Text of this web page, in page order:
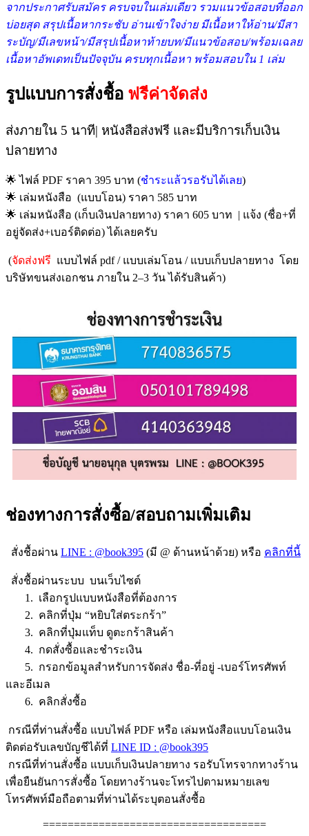
จากประกาศรับสมัคร ครบจบในเล่มเดียว รวมแนวข้อสอบที่ออก
บ่อยสุด สรุปเนื้อหากระชับ อ่านเข้าใจง่าย มีเนื้อหาให้อ่าน/มีสา
ระบัญ/มีเลขหน้า/มีสรุปเนื้อหาท้ายบท/มีแนวข้อสอบ/พร้อมเฉลย
เนื้อหาอัพเดทเป็นปัจจุบัน ครบทุกเนื้อหา พร้อมสอบใน 1 เล่ม
รูปแบบการสั่งชื้อ ฟรีค่าจัดส่ง
ส่งภายใน 5 นาที| หนังสือส่งฟรี และมีบริการเก็บเงิน
ปลายทาง
🌟 ไฟล์ PDF ราคา 395 บาท (ชำระแล้วรอรับได้เลย)
🌟 เล่มหนังสือ (แบบโอน) ราคา 585 บาท
🌟 เล่มหนังสือ (เก็บเงินปลายทาง) ราคา 605 บาท | แจ้ง (ชื่อ+ที่
อยู่จัดส่ง+เบอร์ติดต่อ) ได้เลยครับ
(จัดส่งฟรี แบบไฟล์ pdf / แบบเล่มโอน / แบบเก็บปลายทาง โดย
บริษัทขนส่งเอกชน ภายใน 2–3 วัน ได้รับสินค้า)
ช่องทางการสั่งซื้อ/สอบถามเพิ่มเติม
สั่งชื้อผ่าน LINE : @book395 (มี @ ด้านหน้าด้วย) หรือ คลิกที่นี้
สั่งชื้อผ่านระบบ บนเว็บไซต์
1. เลือกรูปแบบหนังสือที่ต้องการ
2. คลิกที่ปุ่ม “หยิบใส่ตระกร้า”
3. คลิกที่ปุ่มแท็บ ดูตะกร้าสินค้า
4. กดสั่งซื้อและชำระเงิน
5. กรอกข้อมูลสำหรับการจัดส่ง ชื่อ-ที่อยู่ -เบอร์โทรศัพท์
และอีเมล
6. คลิกสั่งซื้อ
กรณีที่ท่านสั่งซื้อ แบบไฟล์ PDF หรือ เล่มหนังสือแบบโอนเงิน
ติดต่อรับเลขบัญชีได้ที่ LINE ID : @book395
กรณีที่ท่านสั่งซื้อ แบบเก็บเงินปลายทาง รอรับโทรจากทางร้าน
เพื่อยืนยันการสั่งซื้อ โดยทางร้านจะโทรไปตามหมายเลข
โทรศัพท์มือถือตามที่ท่านได้ระบุตอนสั่งซื้อ
====================================